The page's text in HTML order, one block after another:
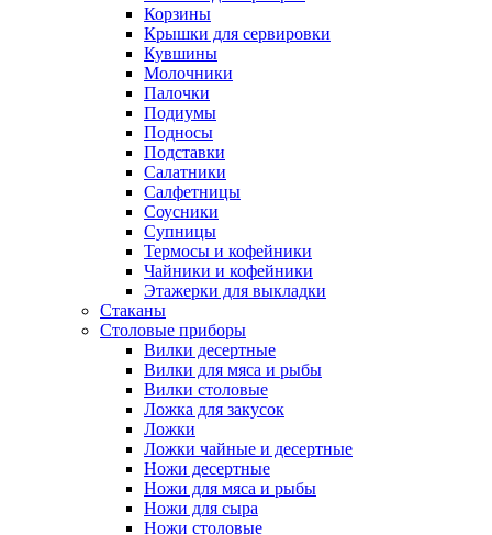
Корзины
Крышки для сервировки
Кувшины
Молочники
Палочки
Подиумы
Подносы
Подставки
Салатники
Салфетницы
Соусники
Супницы
Термосы и кофейники
Чайники и кофейники
Этажерки для выкладки
Стаканы
Столовые приборы
Вилки десертные
Вилки для мяса и рыбы
Вилки столовые
Ложка для закусок
Ложки
Ложки чайные и десертные
Ножи десертные
Ножи для мяса и рыбы
Ножи для сыра
Ножи столовые